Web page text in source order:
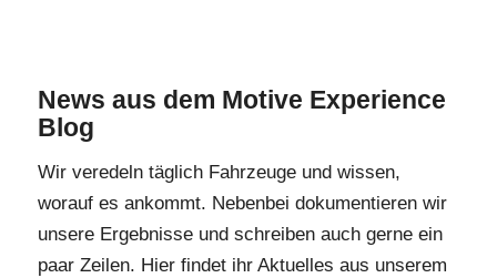
News aus dem Motive Experience
Blog
Wir veredeln täglich Fahrzeuge und wissen,
worauf es ankommt. Nebenbei dokumentieren wir
unsere Ergebnisse und schreiben auch gerne ein
paar Zeilen. Hier findet ihr Aktuelles aus unserem